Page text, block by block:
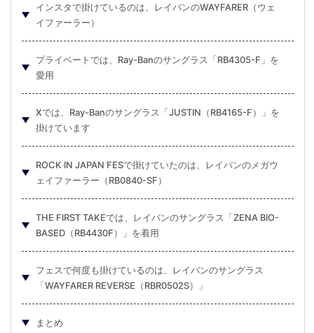
インスタで掛けているのは、レイバンのWAYFARER（ウェ
イファーラー）
プライベートでは、Ray-Banのサングラス「RB4305-F」を
愛用
Xでは、Ray-Banのサングラス「JUSTIN（RB4165-F）」を
掛けています
ROCK IN JAPAN FESで掛けていたのは、レイバンのメガウ
ェイファーラー（RB0840-SF）
THE FIRST TAKEでは、レイバンのサングラス「ZENA BIO-
BASED（RB4430F）」を着用
フェスで何度も掛けているのは、レイバンのサングラス
「WAYFARER REVERSE（RBR0502S）」
まとめ